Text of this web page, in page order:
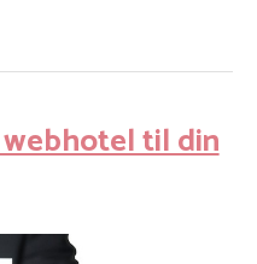
til din